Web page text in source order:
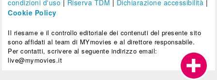
condizioni d'uso | Riserva TDM | Dichiarazione accessibilità |
Cookie Policy
Il riesame e il controllo editoriale dei contenuti del presente sito
sono affidati al team di MYmovies e al direttore responsabile.
Per contatti, scrivere al seguente indirizzo email:
live@mymovies.it